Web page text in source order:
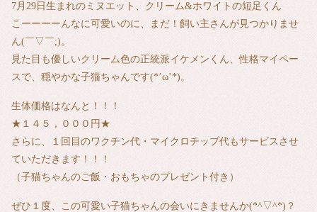
7月29日生まれのミヌエット、クリーム&ホワイトの短足くん
こーーーーんなに可愛いのに、まだ！飼い主さんが見つかりませ
ん(￣▽￣;)。
見た目も優しいクリーム色の正統派イケメンくん、性格マイペー
スで、穏やかな子猫ちゃんです(*’ω’*)。
生体価格はなんと！！！
★１４５，０００円★
さらに、１回目のワクチン代・マイクロチップ代もサービスさせ
ていただきます！！！
（子猫ちゃんのご飯・おもちゃのプレゼント付き）
ぜひ１度、この可愛い子猫ちゃんの会いにきませんか(*^▽^*)？